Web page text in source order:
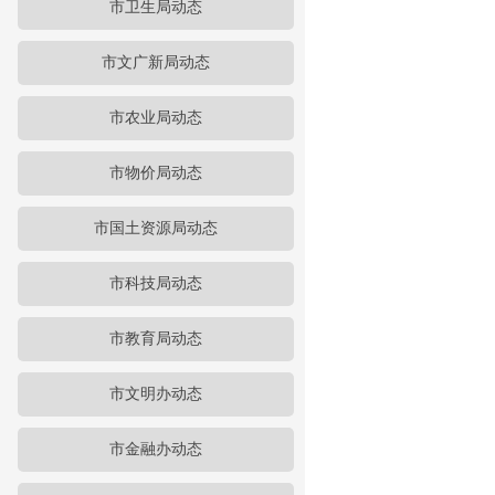
市卫生局动态
市文广新局动态
市农业局动态
市物价局动态
市国土资源局动态
市科技局动态
市教育局动态
市文明办动态
市金融办动态